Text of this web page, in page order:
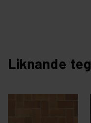
Liknande